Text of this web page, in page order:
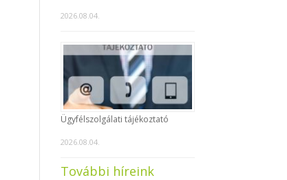
2026.08.04.
Ügyfélszolgálati tájékoztató
2026.08.04.
További híreink